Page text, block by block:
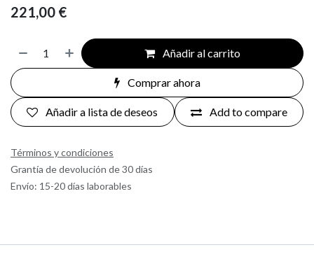
221,00 €
Añadir al carrito
Comprar ahora
Add to compare
Añadir a lista de deseos
Términos y condiciones
Grantía de devolución de 30 días
Envío: 15-20 días laborables